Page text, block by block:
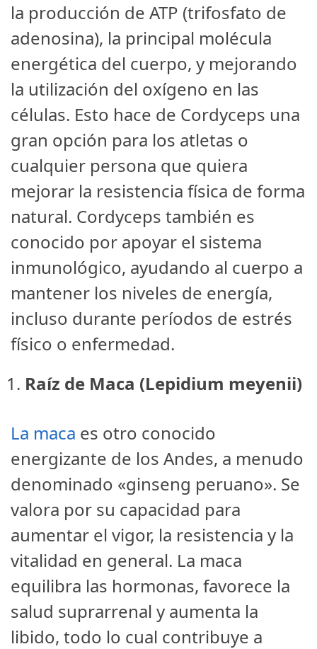
la producción de ATP (trifosfato de
adenosina), la principal molécula
energética del cuerpo, y mejorando
la utilización del oxígeno en las
células. Esto hace de Cordyceps una
gran opción para los atletas o
cualquier persona que quiera
mejorar la resistencia física de forma
natural. Cordyceps también es
conocido por apoyar el sistema
inmunológico, ayudando al cuerpo a
mantener los niveles de energía,
incluso durante períodos de estrés
físico o enfermedad.
Raíz de Maca (Lepidium meyenii)
La maca es otro conocido
energizante de los Andes, a menudo
denominado «ginseng peruano». Se
valora por su capacidad para
aumentar el vigor, la resistencia y la
vitalidad en general. La maca
equilibra las hormonas, favorece la
salud suprarrenal y aumenta la
libido, todo lo cual contribuye a